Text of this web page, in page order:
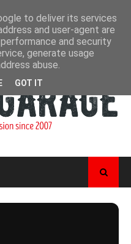
to deliver its services
and user-agent are
and security
generate usage
abuse.
GOT IT